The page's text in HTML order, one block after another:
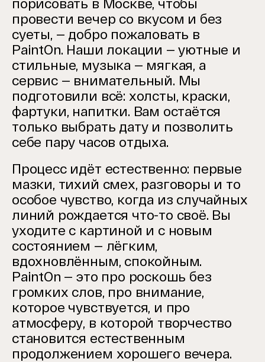
порисовать в Москве, чтобы
провести вечер со вкусом и без
суеты, — добро пожаловать в
PaintOn. Наши локации — уютные и
стильные, музыка — мягкая, а
сервис — внимательный. Мы
подготовили всё: холсты, краски,
фартуки, напитки. Вам остаётся
только выбрать дату и позволить
себе пару часов отдыха.
Процесс идёт естественно: первые
мазки, тихий смех, разговоры и то
особое чувство, когда из случайных
линий рождается что-то своё. Вы
уходите с картиной и с новым
состоянием — лёгким,
вдохновлённым, спокойным.
PaintOn — это про роскошь без
громких слов, про внимание,
которое чувствуется, и про
атмосферу, в которой творчество
становится естественным
продолжением хорошего вечера.